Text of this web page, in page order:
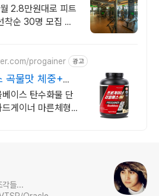
2.8만원대로 피트
착순 30명 모집 한
progainer 광고
곡물맛 체중+근
이스 탄수화물 단
게이너 마른체형
각들...